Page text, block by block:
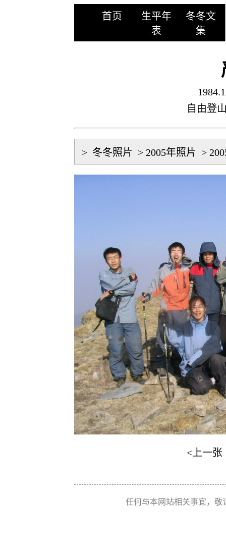
首页
生平年
表
冬冬文
集
自由登
> 冬冬照片 > 2005年照片 >
<上一张
任何与本网站相关事宜，敬